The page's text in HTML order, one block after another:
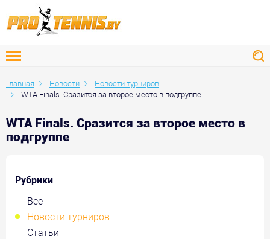
Главная Новости
Новости турниров
WTA Finals. Сразится за второе место в подгруппе
WTA Finals. Сразится за второе место в
подгруппе
Рубрики
Все
Новости турниров
Статьи